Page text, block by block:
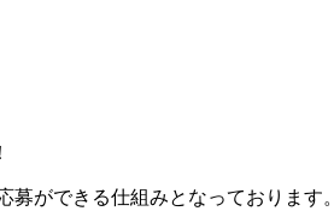
ができる仕組みとなっております。